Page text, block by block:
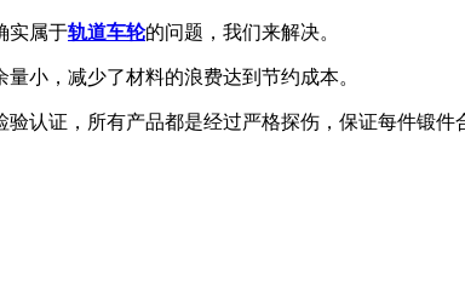
实属于轨道车轮的问题，我们来解决。
小，减少了材料的浪费达到节约成本。
验认证，所有产品都是经过严格探伤，保证每件锻件